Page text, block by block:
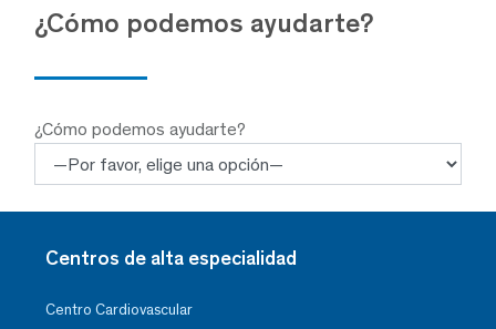
¿Cómo podemos ayudarte?
¿Cómo podemos ayudarte?
Centros de alta especialidad
Centro Cardiovascular